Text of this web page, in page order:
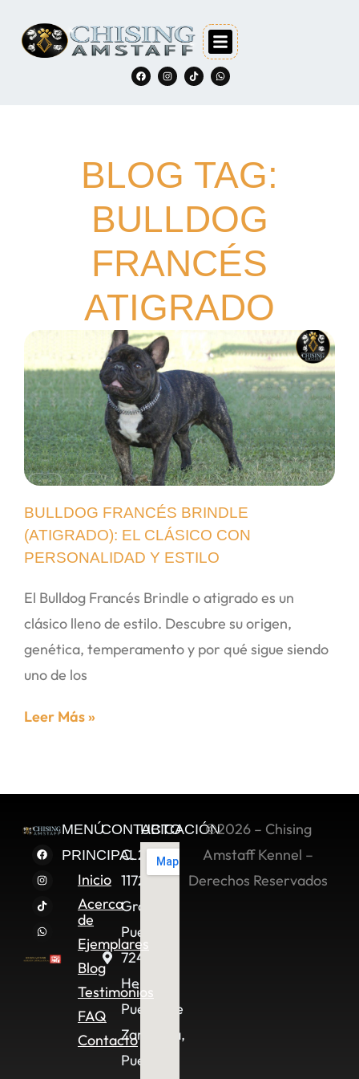
BLOG TAG:
BULLDOG
FRANCÉS
ATIGRADO
BULLDOG FRANCÉS BRINDLE
(ATIGRADO): EL CLÁSICO CON
PERSONALIDAD Y ESTILO
El Bulldog Francés Brindle o atigrado es un
clásico lleno de estilo. Descubre su origen,
genética, temperamento y por qué sigue siendo
uno de los
Leer Más »
MENÚ
PRINCIPAL
Inicio
Acerca
de
Ejemplares
Blog
Testimonios
FAQ
Contacto
CONTACTO
C. 2 Sur
11722,
Granjas
Puebla,
72490
Heroica
Puebla de
Zaragoza,
Pue.
UBICACIÓN©2026 – Chising
Amstaff Kennel –
Derechos Reservados